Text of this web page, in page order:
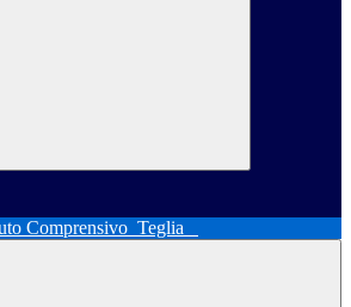
Comprensivo Teglia